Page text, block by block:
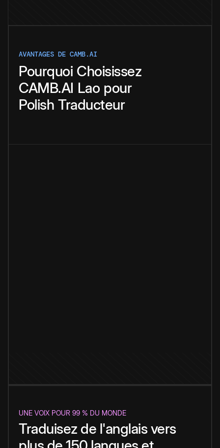
AVANTAGES DE CAMB.AI
Pourquoi Choisissez
CAMB.AI Lao pour
Polish Traducteur
UNE VOIX POUR 99 % DU MONDE
Traduisez de l'anglais vers